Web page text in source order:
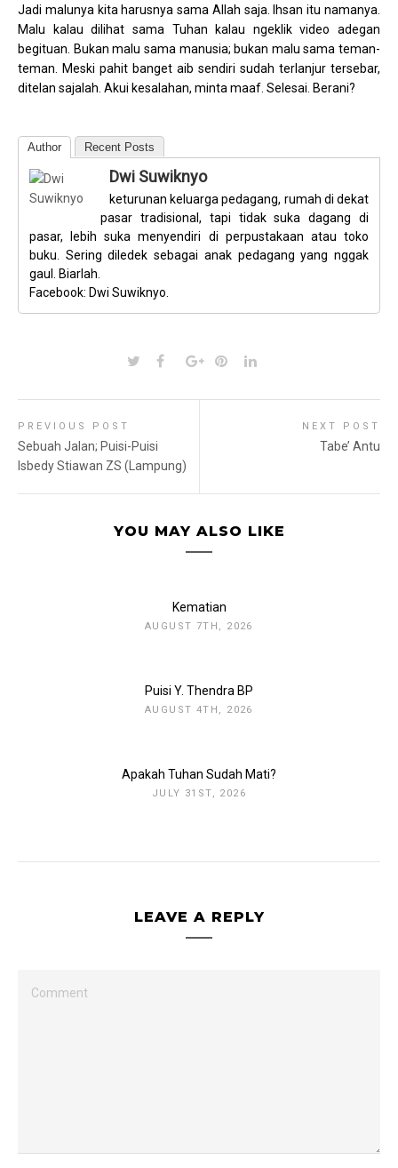
Jadi malunya kita harusnya sama Allah saja. Ihsan itu namanya.
Malu kalau dilihat sama Tuhan kalau ngeklik video adegan
begituan. Bukan malu sama manusia; bukan malu sama teman-
teman. Meski pahit banget aib sendiri sudah terlanjur tersebar,
ditelan sajalah. Akui kesalahan, minta maaf. Selesai. Berani?
Author Recent Posts
Dwi Suwiknyo
keturunan keluarga pedagang, rumah di dekat
pasar tradisional, tapi tidak suka dagang di
pasar, lebih suka menyendiri di perpustakaan atau toko
buku. Sering diledek sebagai anak pedagang yang nggak
gaul. Biarlah.
Facebook: Dwi Suwiknyo.
PREVIOUS POST
Sebuah Jalan; Puisi-Puisi
Isbedy Stiawan ZS (Lampung)
NEXT POST
Tabe’ Antu
YOU MAY ALSO LIKE
Kematian
AUGUST 7TH, 2026
Puisi Y. Thendra BP
AUGUST 4TH, 2026
Apakah Tuhan Sudah Mati?
JULY 31ST, 2026
LEAVE A REPLY